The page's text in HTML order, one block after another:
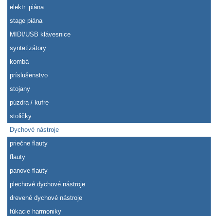
elektr. piána
stage piána
MIDI/USB klávesnice
syntetizátory
kombá
príslušenstvo
stojany
púzdra / kufre
stoličky
Dychové nástroje
priečne flauty
flauty
panove flauty
plechové dychové nástroje
drevené dychové nástroje
fúkacie harmoniky